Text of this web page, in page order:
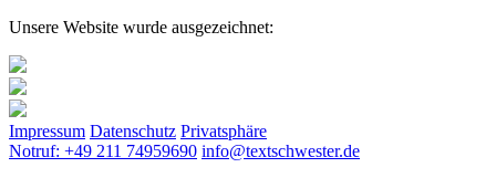
Unsere Website wurde ausgezeichnet:
Impressum Datenschutz Privatsphäre
Notruf: +49 211 74959690 info@textschwester.de